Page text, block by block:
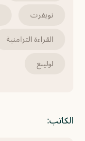
نويفرت
القراءة التزامنية
لولينغ
الكاتب: